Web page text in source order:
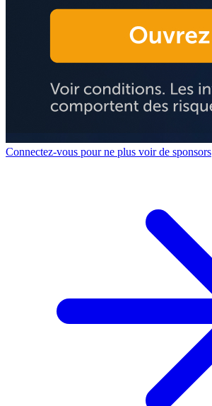
Connectez-vous pour ne plus voir de sponsors